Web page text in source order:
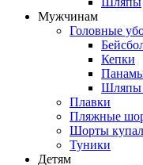
Мужчинам
Головные
Кепки
Шляпы
Плавки
Пляжные
Шорты
Туники
Детям